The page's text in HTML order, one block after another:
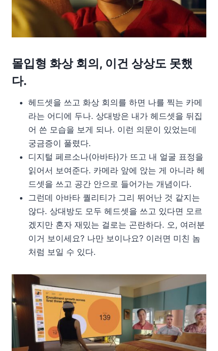
몰입형 화상 회의, 이건 상상도 못했
다.
헤드셋을 쓰고 화상 회의를 하면 나를 찍는 카메
라는 어디에 두나. 상대방은 내가 헤드셋을 뒤집
어 쓴 모습을 보게 되나. 이런 의문이 있었는데
궁금증이 풀렸다.
디지털 페르소나(아바타)가 뜨고 내 얼굴 표정을
읽어서 보여준다. 카메라 앞에 앉는 게 아니라 헤
드셋을 쓰고 공간 안으로 들어가는 개념이다.
그런데 아바타 퀄리티가 그리 뛰어난 것 같지는
않다. 상대방도 모두 헤드셋을 쓰고 있다면 모르
겠지만 혼자 재밌는 걸로는 곤란하다. 오, 여러분
이거 보이세요? 나만 보이나요? 이러면 미친 놈
처럼 보일 수 있다.